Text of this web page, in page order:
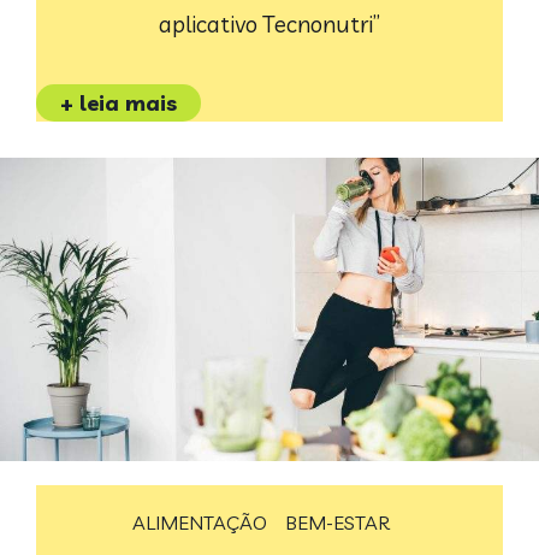
aplicativo Tecnonutri”
+ leia mais
ALIMENTAÇÃO BEM-ESTAR